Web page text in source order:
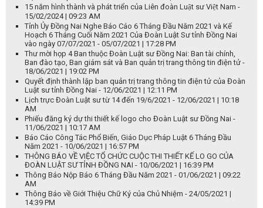
15 năm hình thành và phát triển của Liên đoàn Luật sư Việt Nam -
15/02/2024 | 09:23 AM
Tỉnh Ủy Đồng Nai Nghe Báo Cáo 6 Tháng Đầu Năm 2021 và Kế
Hoạch 6 Tháng Cuối Năm 2021 Của Đoàn Luật Sư tỉnh Đồng Nai
vào ngày 07/07/2021 - 05/07/2021 | 17:28 PM
Thư mời họp 4 Ban thuộc Đoàn Luật sư Đồng Nai: Ban tài chính,
Ban đào tạo, Ban giám sát và Ban quản trị trang thông tin điện tử -
18/06/2021 | 19:02 PM
Quyết định thành lập ban quản trị trang thông tin điện tử của Đoàn
Luật sư tỉnh Đồng Nai - 12/06/2021 | 12:11 PM
Lịch trực Đoàn Luật sư từ 14 đến 19/6/2021 - 12/06/2021 | 10:18
AM
Phiếu đăng ký dự thi thiết kế logo cho Đoàn Luật sư Đồng Nai -
11/06/2021 | 10:17 AM
Báo Cáo Công Tác Phổ Biến, Giáo Dục Pháp Luật 6 Tháng Đầu
Năm 2021 - 10/06/2021 | 16:57 PM
THÔNG BÁO VỀ VIỆC TỔ CHỨC CUỘC THI THIẾT KẾ LO GO CỦA
ĐOÀN LUẬT SƯ TỈNH ĐỒNG NAI - 10/06/2021 | 16:39 PM
Thông Báo Nộp Báo 6 Tháng Đầu Năm 2021 - 01/06/2021 | 09:22
AM
Thông Báo về Giới Thiệu Chữ Ký của Chủ Nhiệm - 24/05/2021 |
14:39 PM